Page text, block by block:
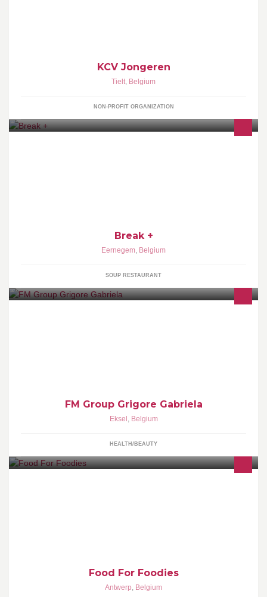
KCV Jongeren
Tielt, Belgium
NON-PROFIT ORGANIZATION
Break +
Eernegem, Belgium
SOUP RESTAURANT
FM Group Grigore Gabriela
Eksel, Belgium
HEALTH/BEAUTY
Food For Foodies
Antwerp, Belgium